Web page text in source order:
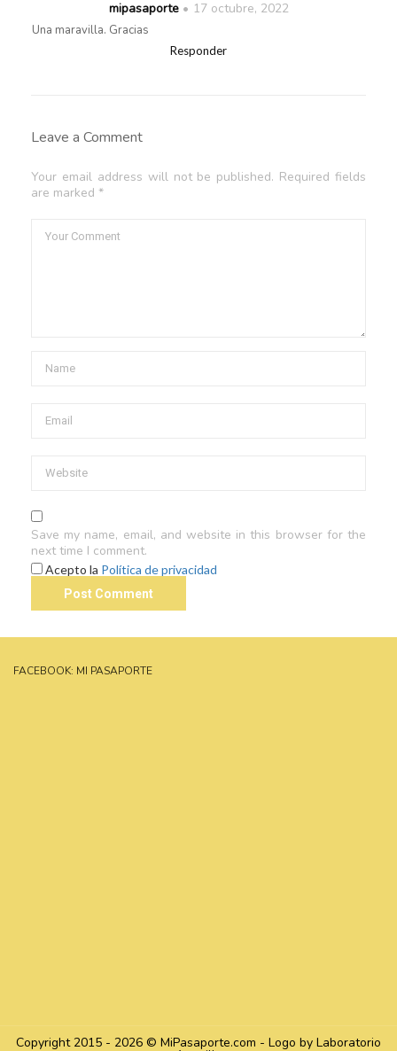
mipasaporte 17 octubre, 2022
Una maravilla. Gracias
Responder
Leave a Comment
Your email address will not be published. Required fields
are marked *
Save my name, email, and website in this browser for the
next time I comment.
Acepto la Política de privacidad
FACEBOOK: MI PASAPORTE
Copyright 2015 - 2026 © MiPasaporte.com - Logo by Laboratorio